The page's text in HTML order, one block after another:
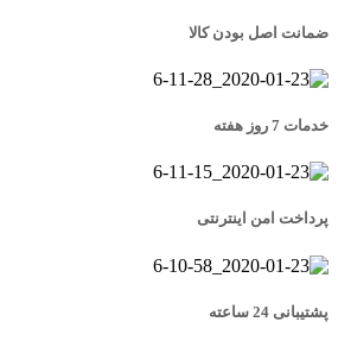
ضمانت اصل بودن کالا
خدمات 7 روز هفته
پرداخت امن اینترنتی
پشتیبانی 24 ساعته